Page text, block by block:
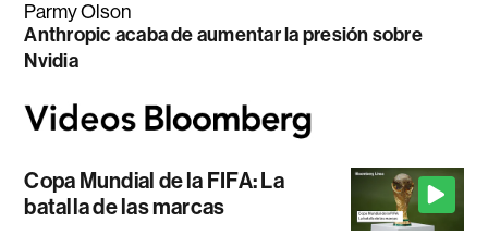
Parmy Olson
Anthropic acaba de aumentar la presión sobre
Nvidia
Copa Mundial de la FIFA: La
batalla de las marcas